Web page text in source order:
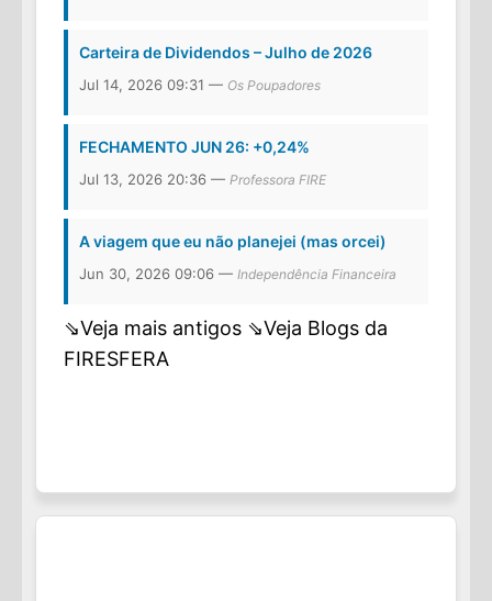
Carteira de Dividendos – Julho de 2026
Jul 14, 2026 09:31 — Os Poupadores
FECHAMENTO JUN 26: +0,24%
Jul 13, 2026 20:36 — Professora FIRE
A viagem que eu não planejei (mas orcei)
Jun 30, 2026 09:06 — Independência Financeira
⇘Veja mais antigos ⇘Veja Blogs da
FIRESFERA